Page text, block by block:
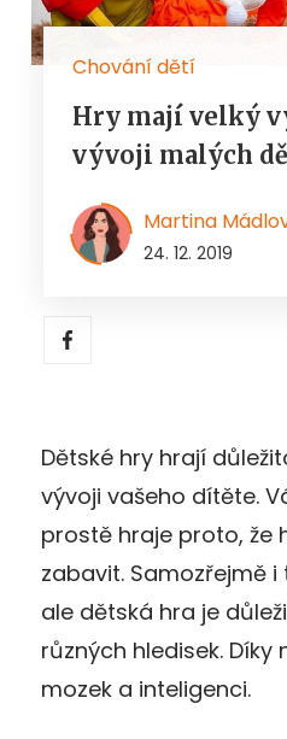
Chování dětí
Hry mají velký
vývoji malých
Martina
24. 12. 2019
Dětské hry hrají
vývoji vašeho dítěte.
prostě hraje proto, že
zabavit. Samozřejmě
ale dětská hra je
různých hledisek.
mozek a inteligenci.